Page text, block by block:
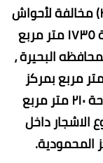
وفى محافظة البحيرة .. تم إزالة عدد (٢٥) مخالفة لأحواش
من فروع الاشجار داخل المجري بمساحة ١٧٣٥ متر مربع
البحيرة ،
(٦) مباني مخالفة بمساحة ٢٦١ متر مربع بمركز
شبراخيت ، وعدد (٢) مخالفة ردم بمساحة ٢١٠ متر مربع
الاشجار داخل